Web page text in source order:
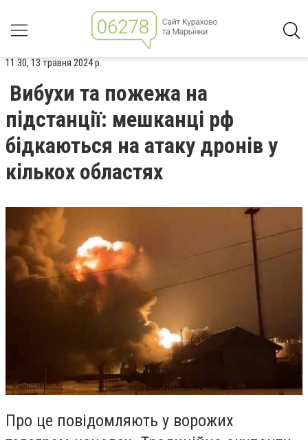
11:30, 13 травня 2024 р.
Вибухи та пожежа на
підстанції: мешканці рф
бідкаються на атаку дронів у
кількох областях
Про це повідомляють у ворожих